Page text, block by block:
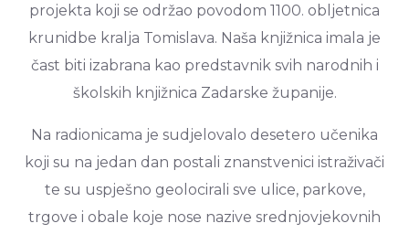
projekta koji se održao povodom 1100. obljetnica
krunidbe kralja Tomislava. Naša knjižnica imala je
čast biti izabrana kao predstavnik svih narodnih i
školskih knjižnica Zadarske županije.
Na radionicama je sudjelovalo desetero učenika
koji su na jedan dan postali znanstvenici istraživači
te su uspješno geolocirali sve ulice, parkove,
trgove i obale koje nose nazive srednjovjekovnih